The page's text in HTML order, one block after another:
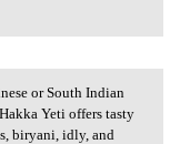
Chinese
or South Indian
Yeti offers tasty
biryani, idly, and